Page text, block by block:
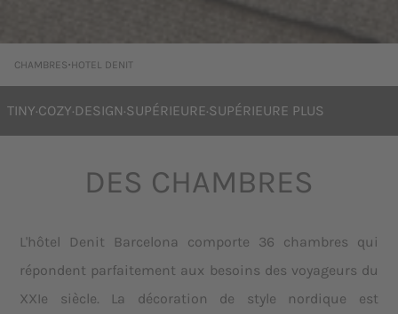
CHAMBRES·HOTEL DENIT
TINY·COZY·DESIGN·SUPÉRIEURE·SUPÉRIEURE PLUS
DES CHAMBRES
L'hôtel Denit Barcelona comporte 36 chambres qui
répondent parfaitement aux besoins des voyageurs du
XXIe siècle. La décoration de style nordique est